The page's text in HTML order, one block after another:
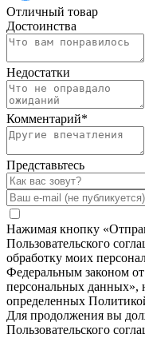
Отличный товар
Достоинства
Недостатки
Комментарий*
Представьтесь
Нажимая кнопку
Пользовательского
обработку моих
Федеральным законом
персональных данных»,
определенных
Для продолжения вы
Пользовательского